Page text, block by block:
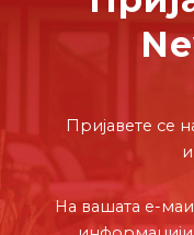
Пријавете се
На вашата е-